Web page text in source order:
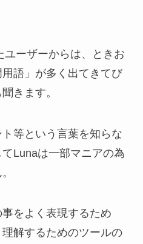
ユーザーからは、ときお
語」が多く出てきてび
きます。
等という言葉を知らな
Lunaは一部マニアの為
をよく表現するため
解するためのツールの